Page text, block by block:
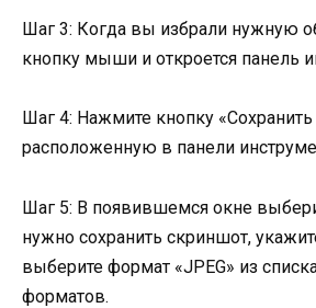
Шаг 3: Когда вы избрали нужную
кнопку мыши и откроется панель
Шаг 4: Нажмите кнопку
расположенную в панели
Шаг 5: В появившемся окне
нужно сохранить скриншот,
выберите формат «JPEG» из
форматов.